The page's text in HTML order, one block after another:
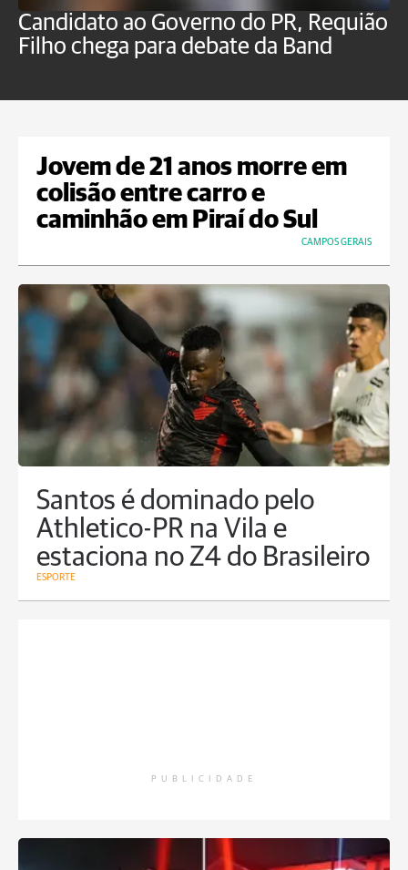
Candidato ao Governo do PR, Requião
Filho chega para debate da Band
Jovem de 21 anos morre em
colisão entre carro e
caminhão em Piraí do Sul
CAMPOS GERAIS
Santos é dominado pelo
Athletico-PR na Vila e
estaciona no Z4 do Brasileiro
ESPORTE
PUBLICIDADE